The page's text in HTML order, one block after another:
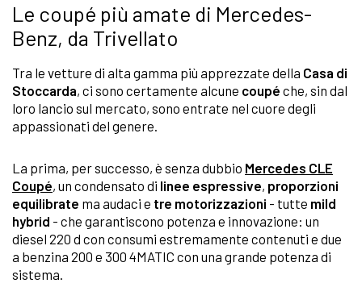
Le coupé più amate di Mercedes-
Benz, da Trivellato
Tra le vetture di alta gamma più apprezzate della Casa di
Stoccarda, ci sono certamente alcune coupé che, sin dal
loro lancio sul mercato, sono entrate nel cuore degli
appassionati del genere.
La prima, per successo, è senza dubbio Mercedes CLE
Coupé, un condensato di linee espressive, proporzioni
equilibrate ma audaci e tre motorizzazioni - tutte mild
hybrid - che garantiscono potenza e innovazione: un
diesel 220 d con consumi estremamente contenuti e due
a benzina 200 e 300 4MATIC con una grande potenza di
sistema.